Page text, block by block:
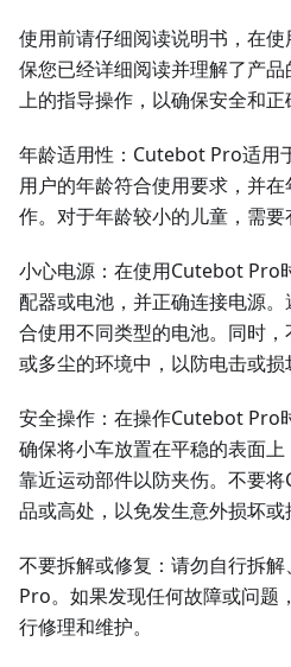
使用前请仔细阅读说明书，在
保您已经详细阅读并理解了产
上的指导操作，以确保安全和正
年龄适用性：Cutebot Pro适用
用户的年龄符合使用要求，并
作。对于年龄较小的儿童，需要
小心电源：在使用Cutebot Pro
配器或电池，并正确连接电源
合使用不同类型的电池。同时
或多尘的环境中，以防电击或损
安全操作：在操作Cutebot Pro
确保将小车放置在平稳的表面
靠近运动部件以防夹伤。不要
品或高处，以免发生意外损坏或
不要拆解或修复：请勿自行拆
Pro。如果发现任何故障或问题
行修理和维护。